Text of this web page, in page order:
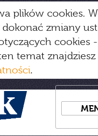
plików cookies.
zmiany
cookies
temat
.